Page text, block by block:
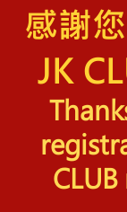
感謝
JK